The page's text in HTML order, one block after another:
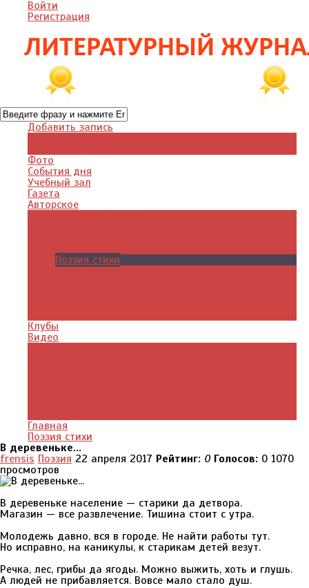
Войти
Регистрация
Добавить запись
Фото
События дня
Учебный зал
Газета
Авторское
Поэзия стихи
Проза, книги
Клубы
Видео
Главная
Поэзия стихи
В деревеньке...
frensis Поэзия 22 апреля 2017 Рейтинг: 0 Голосов: 0 1070
просмотров
В деревеньке население — старики да детвора.
Магазин — все развлечение. Тишина стоит с утра.
Молодежь давно, вся в городе. Не найти работы тут.
Но исправно, на каникулы, к старикам детей везут.
Речка, лес, грибы да ягоды. Можно выжить, хоть и глушь.
А людей не прибавляется. Вовсе мало стало душ.